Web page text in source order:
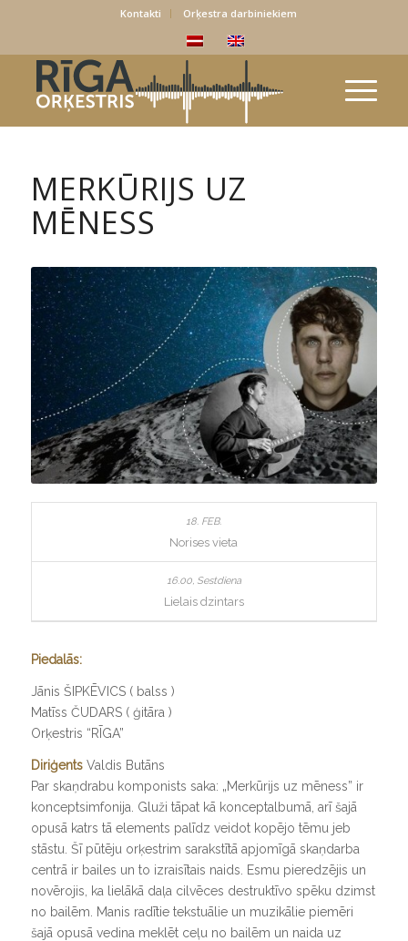
Kontakti Orķestra darbiniekiem
MERKŪRIJS UZ
MĒNESS
Norises vieta
Lielais dzintars
Piedalās:
Jānis ŠIPKĒVICS ( balss )
Matīss ČUDARS ( ģitāra )
Orķestris “RĪGA”
DiriģentsValdis Butāns
Par skaņdrabu komponists saka: „Merkūrijs uz mēness” ir
konceptsimfonija. Gluži tāpat kā konceptalbumā, arī šajā
opusā katrs tā elements palīdz veidot kopējo tēmu jeb
stāstu. Šī pūtēju orķestrim sarakstītā apjomīgā skaņdarba
centrā ir bailes un to izraisītais naids. Esmu pieredzējis un
novērojis, ka lielākā daļa cilvēces destruktīvo spēku dzimst
no bailēm. Manis radītie tekstuālie un muzikālie piemēri
šajā opusā vedina meklēt ceļu no bailēm un naida uz